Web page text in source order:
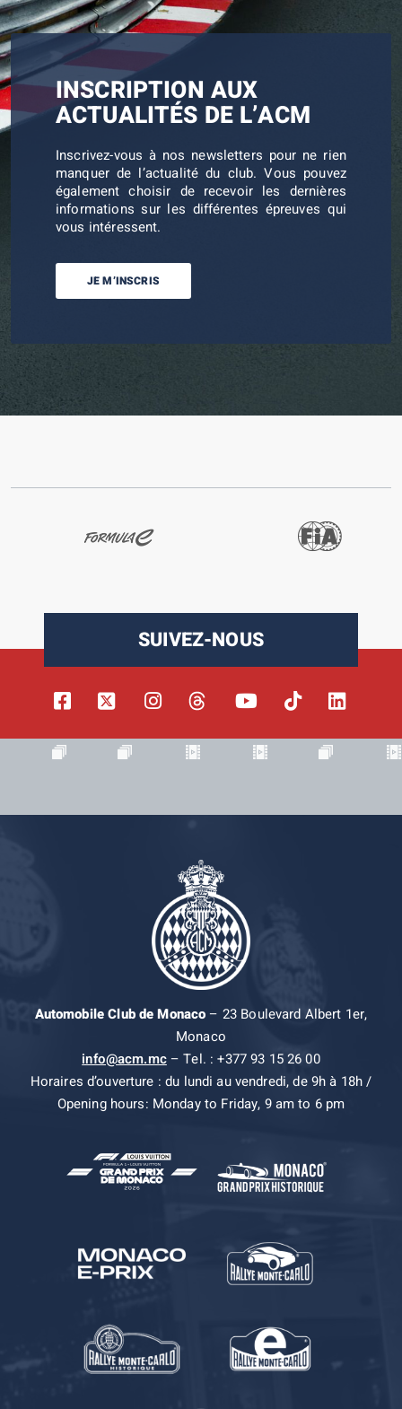
INSCRIPTION AUX
ACTUALITÉS DE L’ACM
Inscrivez-vous à nos newsletters pour ne rien
manquer de l’actualité du club. Vous pouvez
également choisir de recevoir les dernières
informations sur les différentes épreuves qui
vous intéressent.
JE M’INSCRIS
SUIVEZ-NOUS
Automobile Club de Monaco– 23 Boulevard Albert 1er,
Monaco
info@acm.mc– Tel. : +377 93 15 26 00
Horaires d’ouverture : du lundi au vendredi, de 9h à 18h /
Opening hours: Monday to Friday, 9 am to 6 pm